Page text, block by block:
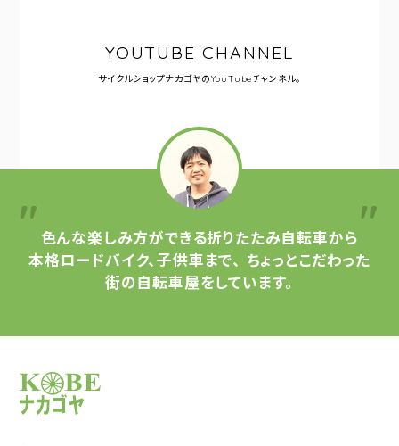
YOUTUBE CHANNEL
サイクルショップナカゴヤのYouTubeチャンネル。
色んな楽しみ方ができる折りたたみ自転車から
本格ロードバイク、子供車まで、 ちょっとこだわった
街の自転車屋をしています。
サイクルショップナカゴヤ